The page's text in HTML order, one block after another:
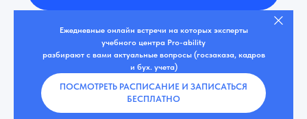
Ежедневные онлайн встречи на которых эксперты
учебного центра Pro-ability
разбирают с вами актуальные вопросы (госзаказа, кадров
и бух. учета)
ПОСМОТРЕТЬ РАСПИСАНИЕ И ЗАПИСАТЬСЯ
БЕСПЛАТНО